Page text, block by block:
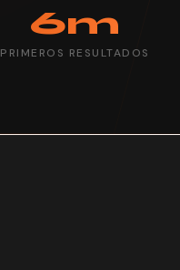
6m
PRIMEROS RESULTADOS